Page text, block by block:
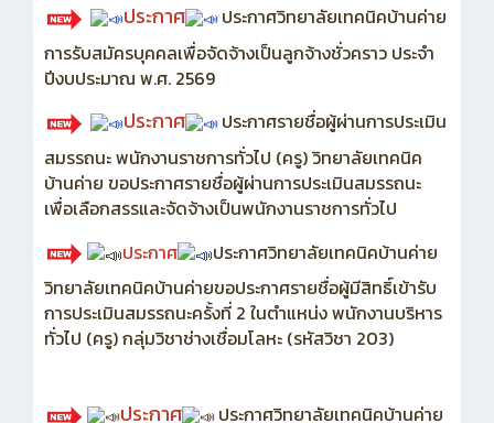
ประกาศ
ประกาศวิทยาลัยเทคนิคบ้านค่าย
การรับสมัครบุคคลเพื่อจัดจ้างเป็นลูกจ้างชั่วคราว ประจำ
ปีงบประมาณ พ.ศ. 2569
ประกาศ
ประกาศรายชื่อผู้ผ่านการประเมิน
สมรรถนะ พนักงานราชการทั่วไป (ครู) วิทยาลัยเทคนิค
บ้านค่าย ขอประกาศรายชื่อผู้ผ่านการประเมินสมรรถนะ
เพื่อเลือกสรรและจัดจ้างเป็นพนักงานราชการทั่วไป
ประกาศ
ประกาศวิทยาลัยเทคนิคบ้านค่าย
วิทยาลัยเทคนิคบ้านค่ายขอประกาศรายชื่อผู้มีสิทธิ์เข้ารับ
การประเมินสมรรถนะครั้งที่ 2 ในตำแหน่ง พนักงานบริหาร
ทั่วไป (ครู) กลุ่มวิชาช่างเชื่อมโลหะ (รหัสวิชา 203)
ประกาศ
ประกาศวิทยาลัยเทคนิคบ้านค่าย